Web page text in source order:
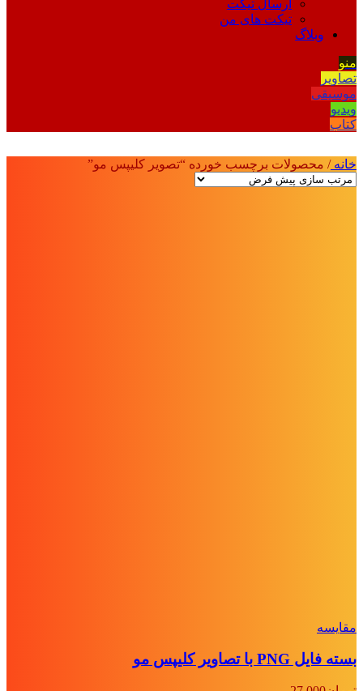
ارسال تیکت
تیکت های من
وبلاگ
منو
تصاویر
موسیقی
ویدیو
کتاب
خانه/ محصولات برچسب خورده “تصویر کلیپس مو”
مقايسه
بسته فایل PNG با تصاویر کلیپس مو